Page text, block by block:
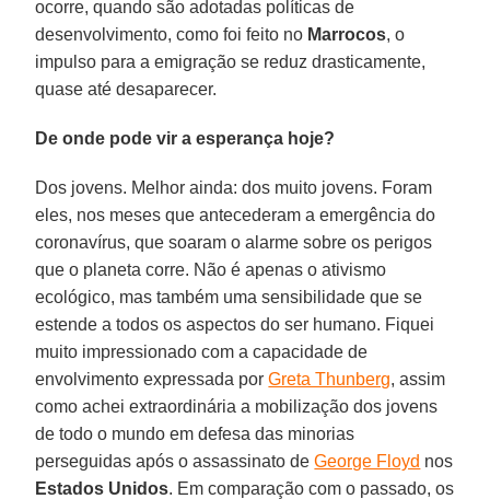
ocorre, quando são adotadas políticas de
desenvolvimento, como foi feito no Marrocos, o
impulso para a emigração se reduz drasticamente,
quase até desaparecer.
De onde pode vir a esperança hoje?
Dos jovens. Melhor ainda: dos muito jovens. Foram
eles, nos meses que antecederam a emergência do
coronavírus, que soaram o alarme sobre os perigos
que o planeta corre. Não é apenas o ativismo
ecológico, mas também uma sensibilidade que se
estende a todos os aspectos do ser humano. Fiquei
muito impressionado com a capacidade de
envolvimento expressada porGreta Thunberg, assim
como achei extraordinária a mobilização dos jovens
de todo o mundo em defesa das minorias
perseguidas após o assassinato deGeorge Floyd nos
Estados Unidos. Em comparação com o passado, os